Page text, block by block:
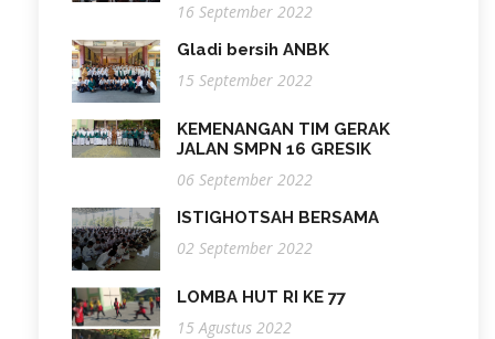
16 September 2022
Gladi bersih ANBK
15 September 2022
KEMENANGAN TIM GERAK
JALAN SMPN 16 GRESIK
06 September 2022
ISTIGHOTSAH BERSAMA
02 September 2022
LOMBA HUT RI KE 77
15 Agustus 2022